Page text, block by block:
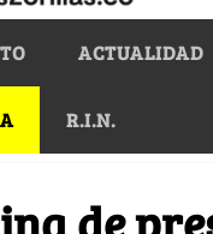
ACTUALIDAD
R.I.N.
de